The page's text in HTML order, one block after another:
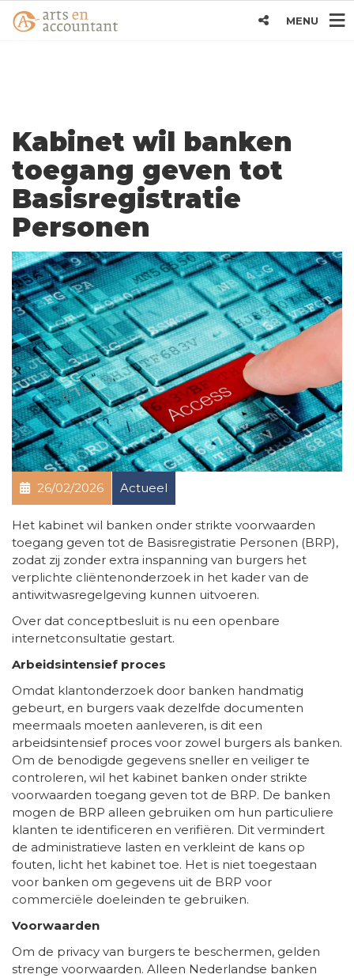
MENU
Kabinet wil banken
toegang geven tot
Basisregistratie
Personen
26/02/2026 Actueel
Het kabinet wil banken onder strikte voorwaarden
toegang geven tot de Basisregistratie Personen (BRP),
zodat zij zonder extra inspanning van burgers het
verplichte cliëntenonderzoek in het kader van de
antiwitwasregelgeving kunnen uitvoeren.
Over dat conceptbesluit is nu een openbare
internetconsultatie gestart.
Arbeidsintensief proces
Omdat klantonderzoek door banken handmatig
gebeurt, en burgers vaak dezelfde documenten
meermaals moeten aanleveren, is dit een
arbeidsintensief proces voor zowel burgers als banken.
Om de benodigde gegevens sneller en veiliger te
controleren, wil het kabinet banken onder strikte
voorwaarden toegang geven tot de BRP. De banken
mogen de BRP alleen gebruiken om hun particuliere
klanten te identificeren en verifiëren. Dit vermindert
de administratieve lasten en verkleint de kans op
fouten, licht het kabinet toe. Het is niet toegestaan
voor banken om gegevens uit de BRP voor
commerciële doeleinden te gebruiken.
Voorwaarden
Om de privacy van burgers te beschermen, gelden
strenge voorwaarden. Alleen Nederlandse banken